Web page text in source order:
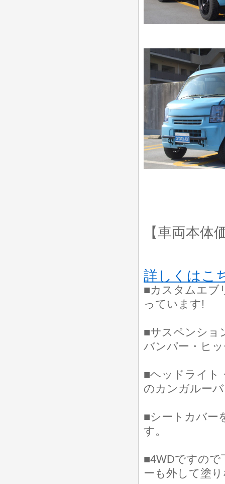
【車両本体
詳しくはこ
■カスタムエブ
っています!
■サスペンショ
バンパー・ヒ
■ヘッドライト
のカンガルー
■シートカバー
す。
■4WDですの
ーも外して塗